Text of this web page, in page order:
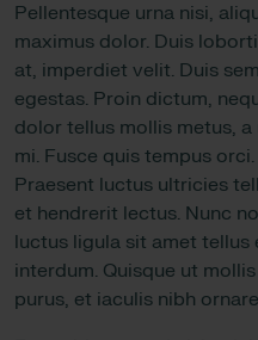
Pellentesque urna nisi,
maximus dolor. Duis
at, imperdiet velit. Duis
egestas. Proin dictum,
dolor tellus mollis metus,
mi. Fusce quis tempus
Praesent luctus ultricies
et hendrerit lectus. Nunc
luctus ligula sit amet tellus
interdum. Quisque ut
purus, et iaculis nibh